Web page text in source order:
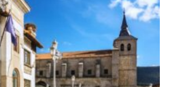
de 2026 en Moradillo de